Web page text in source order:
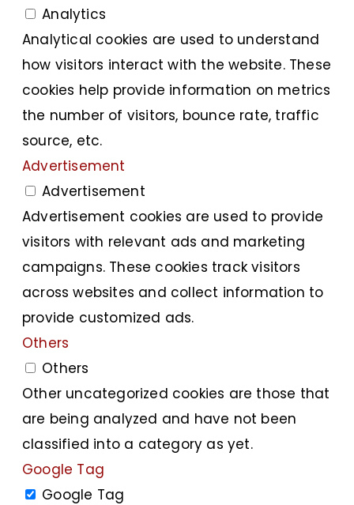
Analytics
Analytical cookies are used to understand
how visitors interact with the website. These
cookies help provide information on metrics
the number of visitors, bounce rate, traffic
source, etc.
Advertisement
Advertisement
Advertisement cookies are used to provide
visitors with relevant ads and marketing
campaigns. These cookies track visitors
across websites and collect information to
provide customized ads.
Others
Others
Other uncategorized cookies are those that
are being analyzed and have not been
classified into a category as yet.
Google Tag
Google Tag